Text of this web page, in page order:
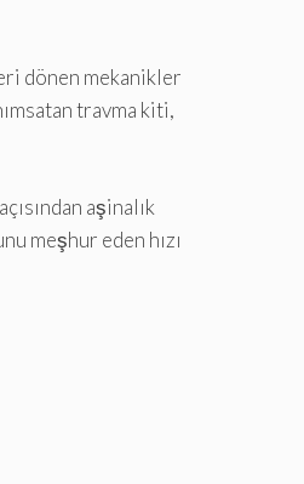
dönen mekanikler
travma kiti,
aşinalık
meşhur eden hızı